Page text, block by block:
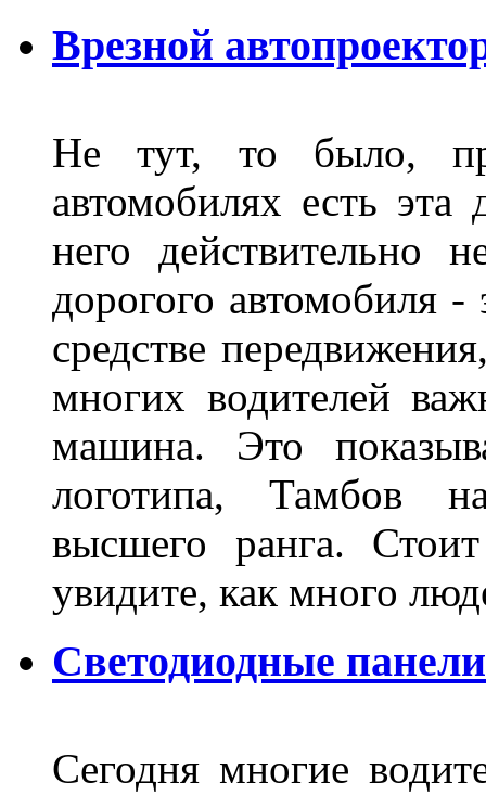
Врезной
Не тут, то было,
автомобилях есть
него действительно
дорогого автомобиля
средстве
многих водителей
машина. Это
логотипа, Тамбов
высшего ранга.
увидите, как много
Светодиодные
Сегодня многие